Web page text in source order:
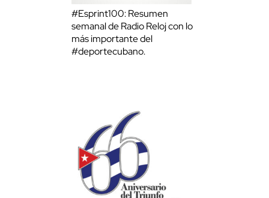
#Esprint100: Resumen
semanal de Radio Reloj con lo
más importante del
#deportecubano.